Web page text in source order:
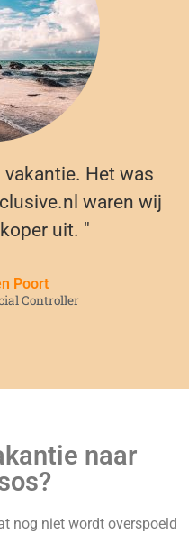
Het was
waren wij
uit. "
Poort
Controller
naar
nog niet wordt overspoeld